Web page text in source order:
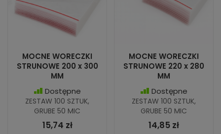
MOCNE WORECZKI
STRUNOWE 200 x 300
MM
Dostępne
ZESTAW 100 SZTUK,
GRUBE 50 MIC
15,74 zł
MOCNE WORECZKI
STRUNOWE 220 x 280
MM
Dostępne
ZESTAW 100 SZTUK,
GRUBE 50 MIC
14,85 zł